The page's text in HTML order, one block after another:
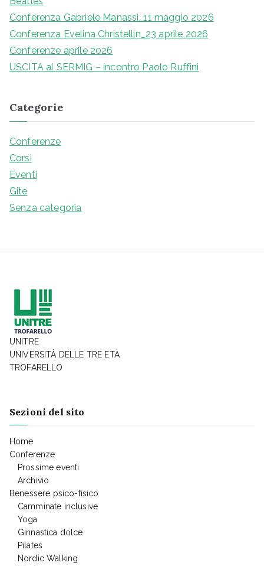
Conferenza Gabriele Manassi_11 maggio 2026
Conferenza Evelina Christellin_23 aprile 2026
Conferenze aprile 2026
USCITA al SERMIG – incontro Paolo Ruffini
Categorie
Conferenze
Corsi
Eventi
Gite
Senza categoria
UNITRE
UNIVERSITÀ DELLE TRE ETÀ
TROFARELLO
Sezioni del sito
Home
Conferenze
Prossime eventi
Archivio
Benessere psico-fisico
Camminate inclusive
Yoga
Ginnastica dolce
Pilates
Nordic Walking